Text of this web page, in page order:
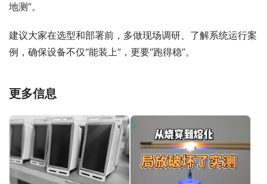
地测”。
建议大家在选型和部署前，多做现场调研、了解系统运行案
例，确保设备不仅“能装上”，更要“跑得稳”。
更多信息